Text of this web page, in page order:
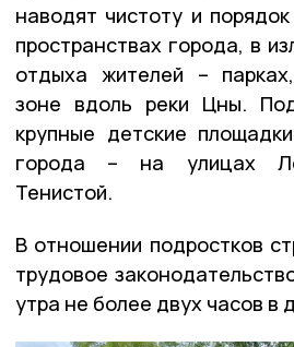
наводят чистоту и
пространствах города, в
отдыха жителей –
зоне вдоль реки Цны.
крупные детские
города – на улицах
Тенистой.
В отношении подростков
трудовое
утра не более двух часов в